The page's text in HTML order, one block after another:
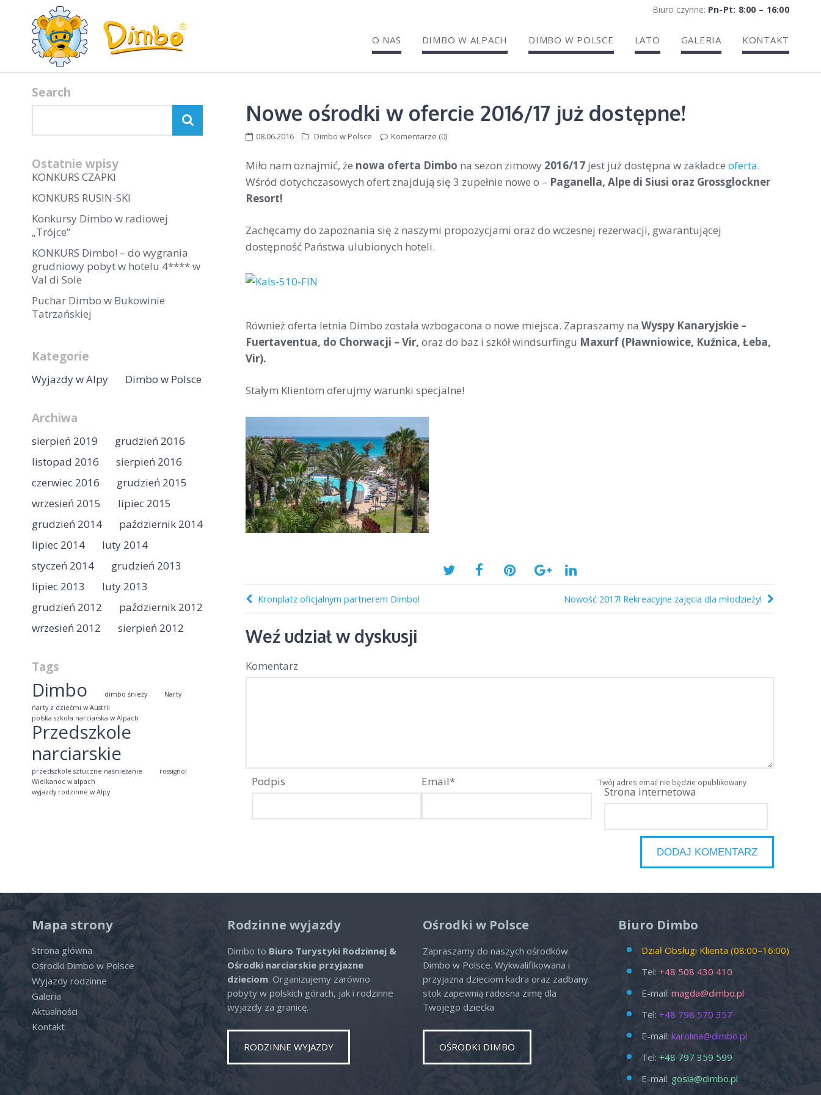
Biuro czynne: Pn-Pt: 8:00 – 16:00
O NAS DIMBO W ALPACH DIMBO W POLSCE LATO GALERIA KONTAKT
Search
Ostatnie wpisy
KONKURS CZAPKI
KONKURS RUSIN-SKI
Konkursy Dimbo w radiowej
„Trójce”
KONKURS Dimbo! – do wygrania
grudniowy pobyt w hotelu 4**** w
Val di Sole
Puchar Dimbo w Bukowinie
Tatrzańskiej
Kategorie
Wyjazdy w Alpy Dimbo w Polsce
Archiwa
sierpień 2019
grudzień 2016
listopad 2016
sierpień 2016
czerwiec 2016
grudzień 2015
wrzesień 2015
lipiec 2015
grudzień 2014
październik 2014
lipiec 2014
luty 2014
styczeń 2014
grudzień 2013
lipiec 2013
luty 2013
grudzień 2012
październik 2012
wrzesień 2012
sierpień 2012
Tags
Dimbo dimbo śnieży
Narty
narty z dziećmi w Austrii
polska szkoła narciarska w Alpach
Przedszkole
narciarskie
przedszkole sztuczne naśnieżanie
rossignol
Wielkanoc w alpach
wyjazdy rodzinne w Alpy
Nowe ośrodki w ofercie 2016/17 już dostępne!
08.06.2016 Dimbo w Polsce Komentarze (0)
Miło nam oznajmić, że nowa oferta Dimbo na sezon zimowy 2016/17 jest już dostępna w zakładce oferta.
Wśród dotychczasowych ofert znajdują się 3 zupełnie nowe o – Paganella, Alpe di Siusi oraz Grossglockner
Resort!
Zachęcamy do zapoznania się z naszymi propozycjami oraz do wczesnej rezerwacji, gwarantującej
dostępność Państwa ulubionych hoteli.
Również oferta letnia Dimbo została wzbogacona o nowe miejsca. Zapraszamy na Wyspy Kanaryjskie –
Fuertaventua, do Chorwacji – Vir, oraz do baz i szkół windsurfingu Maxurf (Pławniowice, Kuźnica, Łeba,
Vir).
Stałym Klientom oferujmy warunki specjalne!
Kronplatz oficjalnym partnerem Dimbo! Nowość 2017! Rekreacyjne zajęcia dla młodzieży!
Weź udział w dyskusji
Komentarz
Twój adres email nie będzie opublikowany
Podpis Email*
Strona internetowa
Mapa strony
Strona główna
Ośrodki Dimbo w Polsce
Wyjazdy rodzinne
Galeria
Aktualności
Kontakt
Rodzinne wyjazdy
Dimbo to Biuro Turystyki Rodzinnej &
Ośrodki narciarskie przyjazne
dzieciom. Organizujemy zarówno
pobyty w polskich górach, jak i rodzinne
wyjazdy za granicę.
RODZINNE WYJAZDY
Ośrodki w Polsce
Zapraszamy do naszych ośrodków
Dimbo w Polsce. Wykwalifikowana i
przyjazna dzieciom kadra oraz zadbany
stok zapewnią radosna zimę dla
Twojego dziecka
OŚRODKI DIMBO
Biuro Dimbo
Dział Obsługi Klienta (08:00–16:00)
Tel: +48 508 430 410
E-mail: magda@dimbo.pl
Tel: +48 798 570 357
E-mail: karolina@dimbo.pl
Tel: +48 797 359 599
E-mail: gosia@dimbo.pl